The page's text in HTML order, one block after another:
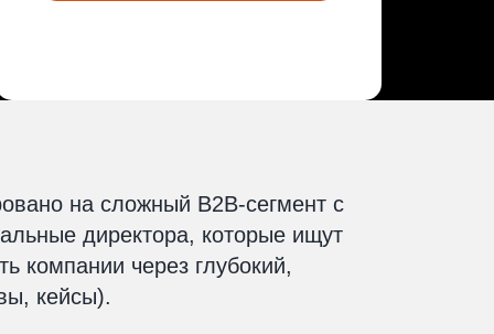
на сложный B2B-сегмент с
директора, которые ищут
компании через глубокий,
кейсы).